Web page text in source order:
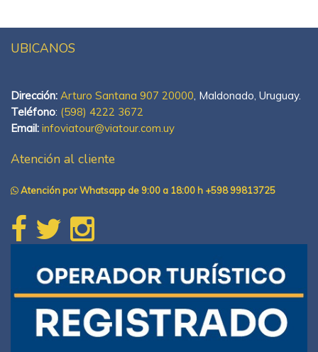
UBICANOS
Dirección: Arturo Santana 907 20000, Maldonado, Uruguay.
Teléfono: (598) 4222 3672
Email: infoviatour@viatour.com.uy
Atención al cliente
Atención por Whatsapp de 9:00 a 18:00 h +598 99813725